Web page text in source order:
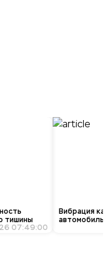
тишины
07:49:00
Вибрация как
автомобиль